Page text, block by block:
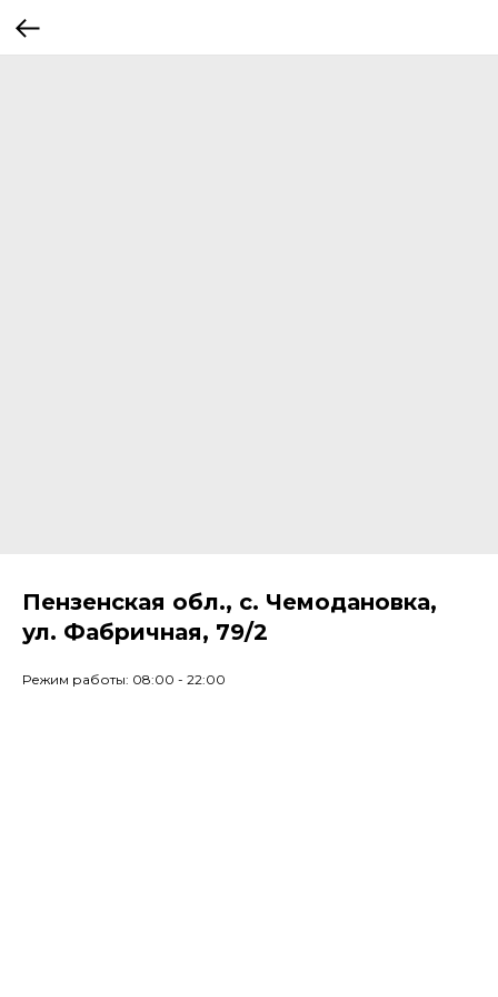
Пензенская обл., с. Чемодановка,
ул. Фабричная, 79/2
Режим работы: 08:00 - 22:00